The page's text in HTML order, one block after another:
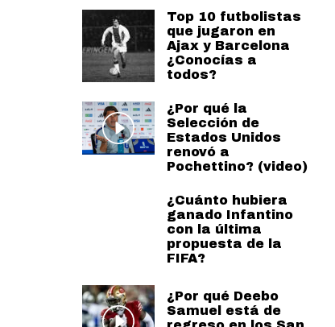
Top 10 futbolistas
que jugaron en
Ajax y Barcelona
¿Conocías a
todos?
¿Por qué la
Selección de
Estados Unidos
renovó a
Pochettino? (video)
¿Cuánto hubiera
ganado Infantino
con la última
propuesta de la
FIFA?
¿Por qué Deebo
Samuel está de